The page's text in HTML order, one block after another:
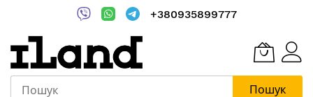
+380935899777
Пошук